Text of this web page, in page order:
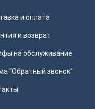
и оплата
и возврат
на обслуживание
"Обратный звонок"